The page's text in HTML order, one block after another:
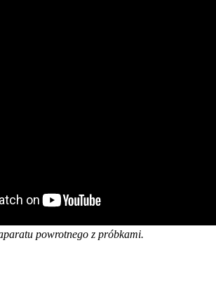
powrotnego z próbkami.